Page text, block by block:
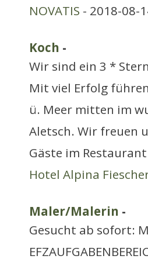
NOVATIS - 2018-08-
Koch -
Wir sind ein 3 *
Mit viel Erfolg
ü. Meer mitten im
Aletsch. Wir freuen
Gäste im
Hotel Alpina
Maler/Malerin -
Gesucht ab sofort: